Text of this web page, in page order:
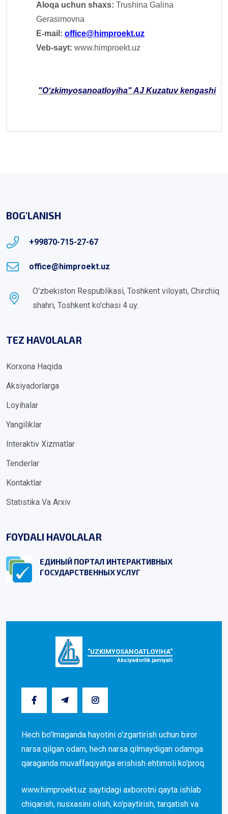
Aloqa uchun shaxs: Trushina Galina
Gerasimovna
E-mail: office@himproekt.uz
Veb-sayt: www.himproekt.uz
"O‘zkimyosanoatloyiha" AJ Kuzatuv kengashi
BOG'LANISH
+99870-715-27-67
office@himproekt.uz
O'zbekiston Respublikasi, Toshkent viloyati, Chirchiq
shahri, Toshkent ko'chasi 4 uy.
TEZ HAVOLALAR
Korxona Haqida
Aksiyadorlarga
Loyihalar
Yangiliklar
Interaktiv Xizmatlar
Tenderlar
Kontaktlar
Statistika Va Arxiv
FOYDALI HAVOLALAR
ЕДИНЫЙ ПОРТАЛ ИНТЕРАКТИВНЫХ
ГОСУДАРСТВЕННЫХ УСЛУГ
"UZKIMYOSANOATLOYIHA"
Aksiyadorlik jamiyati
Hech bo'lmaganda hayotini o'zgartirish uchun biror
narsa qilgan odam, hech narsa qilmaydigan odamga
qaraganda muvaffaqiyatga erishish ehtimoli ko'proq.
www.himproekt.uz saytidagi axborotni qayta ishlab
chiqarish, nusxasini olish, ko'paytirish, tarqatish va